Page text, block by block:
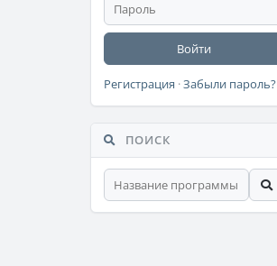
Войти
Регистрация ·Забыли пароль?
ПОИСК